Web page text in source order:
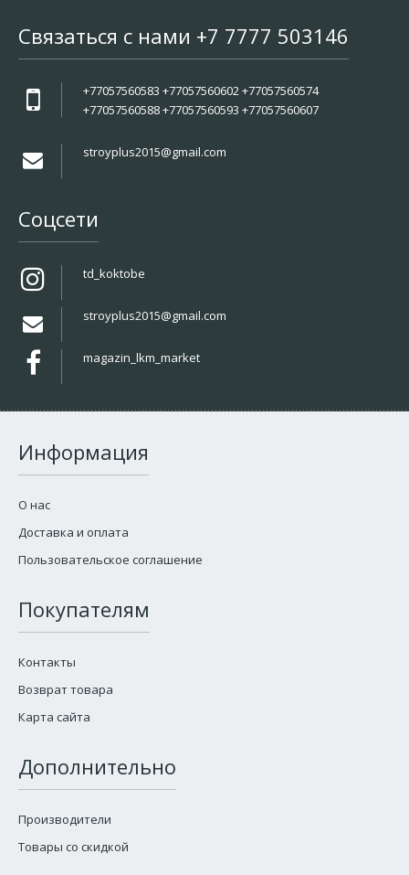
Связаться с нами +7 7777 503146
+77057560583 +77057560602 +77057560574
+77057560588 +77057560593 +77057560607
stroyplus2015@gmail.com
Соцсети
td_koktobe
stroyplus2015@gmail.com
magazin_lkm_market
Информация
О нас
Доставка и оплата
Пользовательское соглашение
Покупателям
Контакты
Возврат товара
Карта сайта
Дополнительно
Производители
Товары со скидкой